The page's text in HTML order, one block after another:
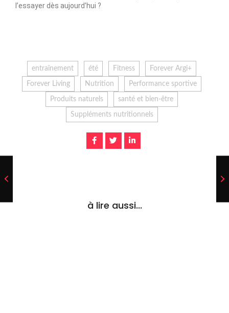
l’essayer dès aujourd’hui ?
entraînement été Fitness Forever Argi+
Forever Living Nutrition Performance sportive
Produits naturels santé et bien-être
Suppléments nutritionnels
à lire aussi...